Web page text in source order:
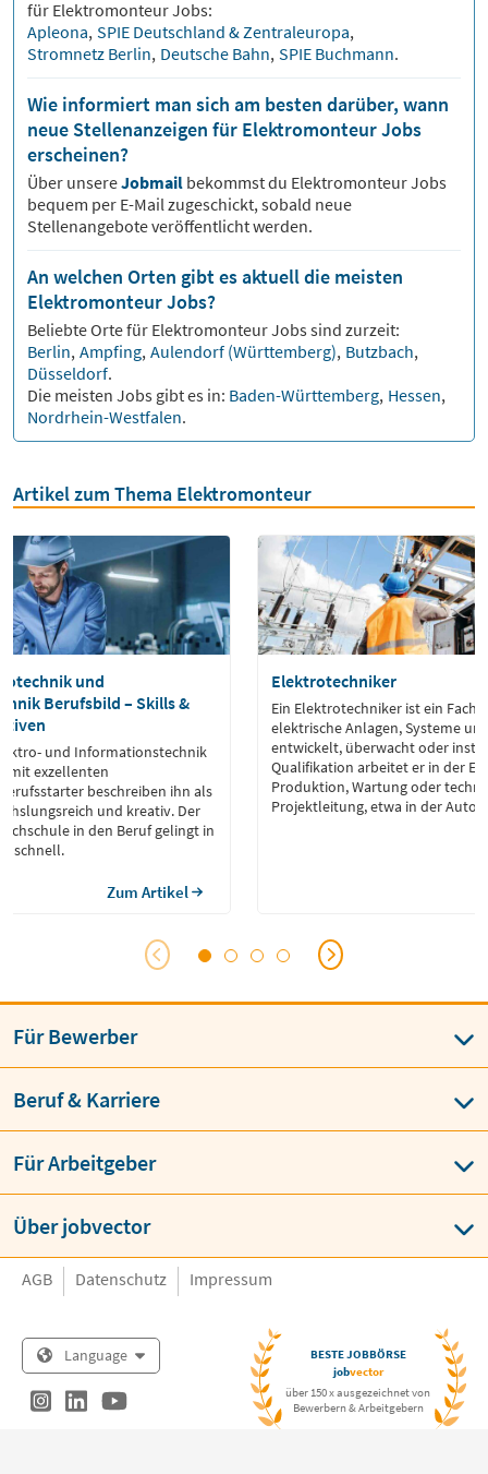
für ElektromonteurJobs:
Apleona, SPIE Deutschland & Zentraleuropa,
Stromnetz Berlin, Deutsche Bahn, SPIE Buchmann.
Wie informiert man sich am besten darüber, wann
neue Stellenanzeigen für Elektromonteur Jobs
erscheinen?
Über unsereJobmail bekommst du ElektromonteurJobs
bequem per E-Mail zugeschickt, sobald neue
Stellenangebote veröffentlicht werden.
An welchen Orten gibt es aktuell die meisten
Elektromonteur Jobs?
Beliebte Orte für ElektromonteurJobs sind zurzeit:
Berlin, Ampfing, Aulendorf (Württemberg), Butzbach,
Düsseldorf.
Die meisten Jobs gibt es in: Baden-Württemberg, Hessen,
Nordrhein-Westfalen.
Artikel zum Thema Elektromonteur
und
Berufsbild – Skills &
und Informationstechnik
mit exzellenten
beschreiben ihn als
und kreativ. Der
in den Beruf gelingt in
schnell.
Zum Artikel
Elektrotechniker
Ein Elektrotechniker ist ein
elektrische Anlagen, Systeme
entwickelt, überwacht oder instand
Qualifikation arbeitet er in der
Produktion, Wartung oder
Projektleitung, etwa in der
Für Bewerber
Beruf & Karriere
Für Arbeitgeber
Über jobvector
AGB Datenschutz Impressum
Language
BESTE JOBBÖRSE
jobvector
über 150 x ausgezeichnet von
Bewerbern & Arbeitgebern